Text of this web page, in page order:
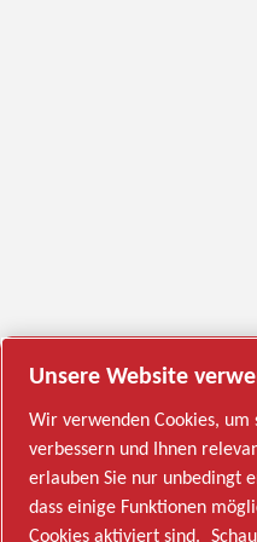
Unsere Website
Wir verwenden Cookies,
verbessern und Ihnen
erlauben Sie nur unbedingt
dass einige Funktionen
Cookies aktiviert sind.